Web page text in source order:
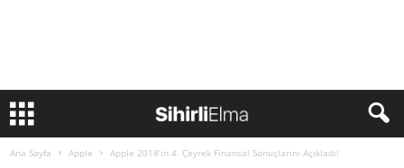
Ana Sayfa Apple Apple 2018’in 4. Çeyrek Finansal Sonuçlarını Açıkladı!